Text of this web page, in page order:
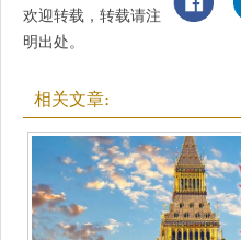
欢迎转载，转载请注
明出处。
相关文章: